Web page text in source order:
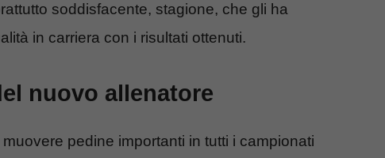
soddisfacente, stagione, che gli ha
in carriera con i risultati ottenuti.
nuovo allenatore
pedine importanti in tutti i campionati